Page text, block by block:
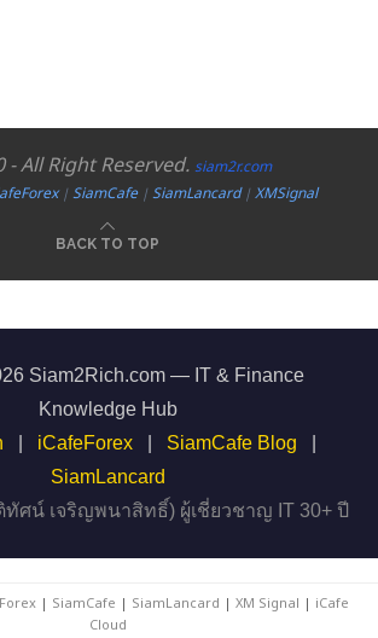
- All Right Reserved. siam2r.com
|SiamCafe|SiamLancard|XMSignal
BACK TO TOP
Siam2Rich.com — IT & Finance
Knowledge Hub
iCafeForex SiamCafe Blog
SiamLancard
ทัศน์ เจริญพนาสิทธิ์) ผู้เชี่ยวชาญ IT 30+ ปี
| SiamCafe | SiamLancard | XM Signal | iCafe
Cloud